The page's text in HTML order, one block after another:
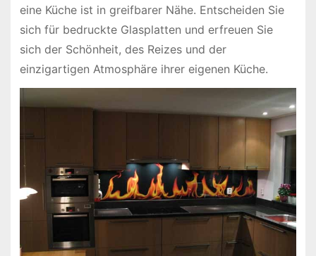
eine Küche ist in greifbarer Nähe. Entscheiden Sie
sich für bedruckte Glasplatten und erfreuen Sie
sich der Schönheit, des Reizes und der
einzigartigen Atmosphäre ihrer eigenen Küche.